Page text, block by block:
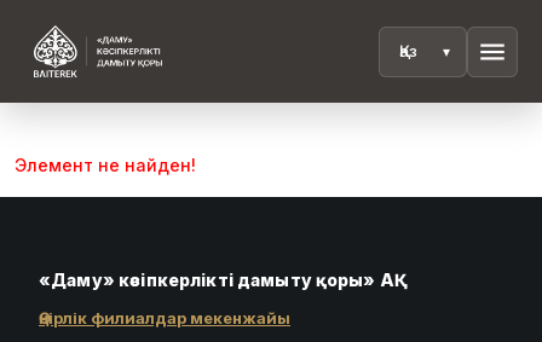
menu
Элемент не найден!
«Даму» кәсіпкерлікті дамыту қоры» АҚ
Өңірлік филиалдар мекенжайы